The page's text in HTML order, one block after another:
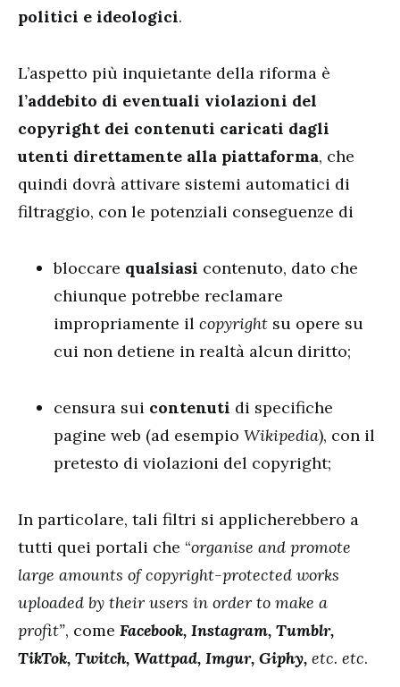
politici e ideologici.
L’aspetto più inquietante della riforma è
l’addebito di eventuali violazioni del
copyright dei contenuti caricati dagli
utenti direttamente alla piattaforma, che
quindi dovrà attivare sistemi automatici di
filtraggio, con le potenziali conseguenze di
bloccare qualsiasi contenuto, dato che
chiunque potrebbe reclamare
impropriamente il copyright su opere su
cui non detiene in realtà alcun diritto;
censura sui contenuti di specifiche
pagine web (ad esempio Wikipedia), con il
pretesto di violazioni del copyright;
In particolare, tali filtri si applicherebbero a
tutti quei portali che “organise and promote
large amounts of copyright-protected works
uploaded by their users in order to make a
profit”, come Facebook, Instagram, Tumblr,
TikTok, Twitch, Wattpad, Imgur, Giphy, etc. etc.